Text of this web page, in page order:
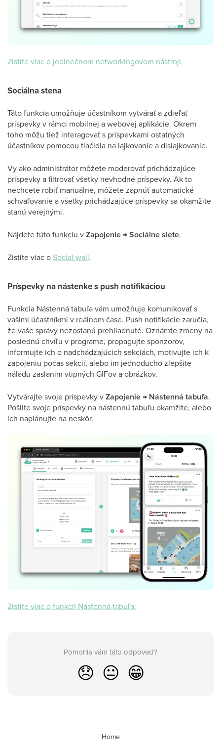
Zistite viac o jedinečnom networkingovom nástroji.
Sociálna stena
Táto funkcia umožňuje účastníkom vytvárať a zdieľať
príspevky v rámci mobilnej a webovej aplikácie. Okrem
toho môžu tiež interagovať s príspevkami ostatných
účastníkov pomocou tlačidla na lajkovanie a dislajkovanie.
Vy ako administrátor môžete moderovať prichádzajúce
príspevky a filtrovať všetky nevhodné príspevky. Ak to
nechcete robiť manuálne, môžete zapnúť automatické
schvaľovanie a všetky prichádzajúce príspevky sa okamžite
stanú verejnými.
Nájdete túto funkciu vZapojenie→Sociálne siete.
Zistite viac o Social wall.
Príspevky na nástenke s push notifikáciou
Funkcia Nástenná tabuľa vám umožňuje komunikovať s
vašimi účastníkmi v reálnom čase. Push notifikácie zaručia,
že vaše správy nezostanú prehliadnuté. Oznámte zmeny na
poslednú chvíľu v programe, propagujte sponzorov,
informujte ich o nadchádzajúcich sekciách, motivujte ich k
zapojeniu počas sekcií, alebo im jednoducho zlepšite
náladu zaslaním vtipných GIFov a obrázkov.
Vytvárajte svoje príspevky vZapojenie→ Nástenná tabuľa.
Pošlite svoje príspevky na nástennú tabuľu okamžite, alebo
ich naplánujte na neskôr.
Zistite viac o funkcii Nástenná tabuľa.
Pomohla vám táto odpoveď?
😞 😐 😁
Home